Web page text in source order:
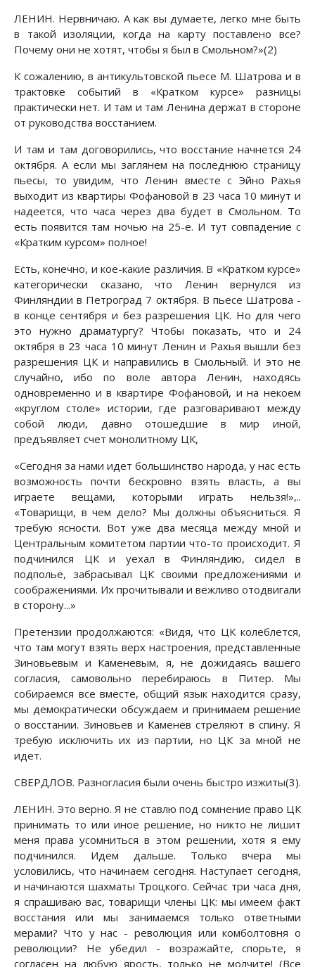
ЛЕНИН. Нервничаю. А как вы думаете, легко мне быть
в такой изоляции, когда на карту поставлено все?
Почему они не хотят, чтобы я был в Смольном?»(2)
К сожалению, в антикультовской пьесе М. Шатрова и в
трактовке событий в «Кратком курсе» разницы
практически нет. И там и там Ленина держат в стороне
от руководства восстанием.
И там и там договорились, что восстание начнется 24
октября. А если мы заглянем на последнюю страницу
пьесы, то увидим, что Ленин вместе с Эйно Рахья
выходит из квартиры Фофановой в 23 часа 10 минут и
надеется, что часа через два будет в Смольном. То
есть появится там ночью на 25-е. И тут совпадение с
«Кратким курсом» полное!
Есть, конечно, и кое-какие различия. В «Кратком курсе»
категорически сказано, что Ленин вернулся из
Финляндии в Петроград 7 октября. В пьесе Шатрова -
в конце сентября и без разрешения ЦК. Но для чего
это нужно драматургу? Чтобы показать, что и 24
октября в 23 часа 10 минут Ленин и Рахья вышли без
разрешения ЦК и направились в Смольный. И это не
случайно, ибо по воле автора Ленин, находясь
одновременно и в квартире Фофановой, и на некоем
«круглом столе» истории, где разговаривают между
собой люди, давно отошедшие в мир иной,
предъявляет счет монолитному ЦК,
«Сегодня за нами идет большинство народа, у нас есть
возможность почти бескровно взять власть, а вы
играете вещами, которыми играть нельзя!»,..
«Товарищи, в чем дело? Мы должны объясниться. Я
требую ясности. Вот уже два месяца между мной и
Центральным комитетом партии что-то происходит. Я
подчинился ЦК и уехал в Финляндию, сидел в
подполье, забрасывал ЦК своими предложениями и
соображениями. Их прочитывали и вежливо отодвигали
в сторону...»
Претензии продолжаются: «Видя, что ЦК колеблется,
что там могут взять верх настроения, представленные
Зиновьевым и Каменевым, я, не дожидаясь вашего
согласия, самовольно перебираюсь в Питер. Мы
собираемся все вместе, общий язык находится сразу,
мы демократически обсуждаем и принимаем решение
о восстании. Зиновьев и Каменев стреляют в спину. Я
требую исключить их из партии, но ЦК за мной не
идет.
СВЕРДЛОВ. Разногласия были очень быстро изжиты(3).
ЛЕНИН. Это верно. Я не ставлю под сомнение право ЦК
принимать то или иное решение, но никто не лишит
меня права усомниться в этом решении, хотя я ему
подчинился. Идем дальше. Только вчера мы
условились, что начинаем сегодня. Наступает сегодня,
и начинаются шахматы Троцкого. Сейчас три часа дня,
я спрашиваю вас, товарищи члены ЦК: мы имеем факт
восстания или мы занимаемся только ответными
мерами? Что у нас - революция или комболтовня о
революции? Не убедил - возражайте, спорьте, я
согласен на любую ярость, только не молчите! (Все